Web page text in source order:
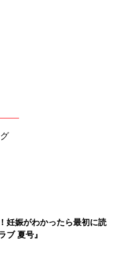
妊娠がわかったら最初に読
ブ 夏号』